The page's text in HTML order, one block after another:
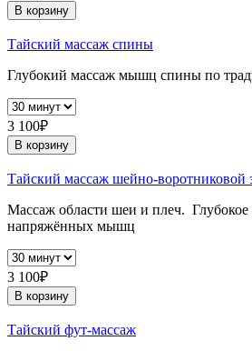
В корзину
Тайский массаж спины
Глубокий массаж мышц спины по
3 100₽
В корзину
Тайский массаж шейно-воротниковой
Массаж области шеи и плеч. Глубокое
напряжённых мышц
3 100₽
В корзину
Тайский фут-массаж